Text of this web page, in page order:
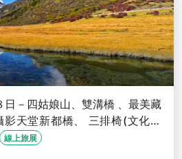
日－四姑娘山、雙溝橋 、最美藏
天堂新都橋、 三排椅(文化參
線上旅展